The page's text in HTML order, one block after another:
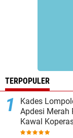
TERPOPULER
Kades
Apdesi Merah
Kawal